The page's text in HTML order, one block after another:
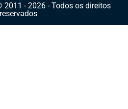
2011 - 2026 - Todos os direitos
reservados